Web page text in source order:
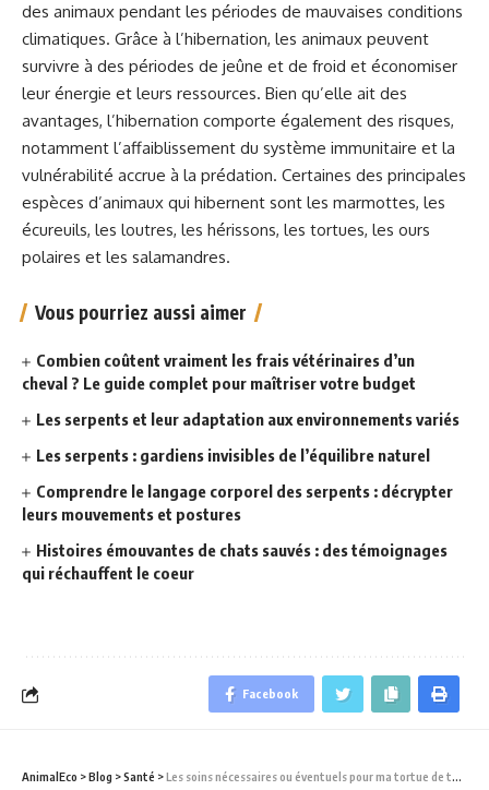
des animaux pendant les périodes de mauvaises conditions
climatiques. Grâce à l’hibernation, les animaux peuvent
survivre à des périodes de jeûne et de froid et économiser
leur énergie et leurs ressources. Bien qu’elle ait des
avantages, l’hibernation comporte également des risques,
notamment l’affaiblissement du système immunitaire et la
vulnérabilité accrue à la prédation. Certaines des principales
espèces d’animaux qui hibernent sont les marmottes, les
écureuils, les loutres, les hérissons, les tortues, les ours
polaires et les salamandres.
Vous pourriez aussi aimer
Combien coûtent vraiment les frais vétérinaires d’un
cheval ? Le guide complet pour maîtriser votre budget
Les serpents et leur adaptation aux environnements variés
Les serpents : gardiens invisibles de l’équilibre naturel
Comprendre le langage corporel des serpents : décrypter
leurs mouvements et postures
Histoires émouvantes de chats sauvés : des témoignages
qui réchauffent le coeur
Facebook
AnimalEco >Blog >Santé >Les soins nécessaires ou éventuels pour ma tortue de terre